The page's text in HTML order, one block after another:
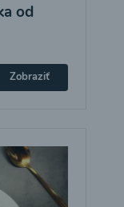
od
Zobraziť